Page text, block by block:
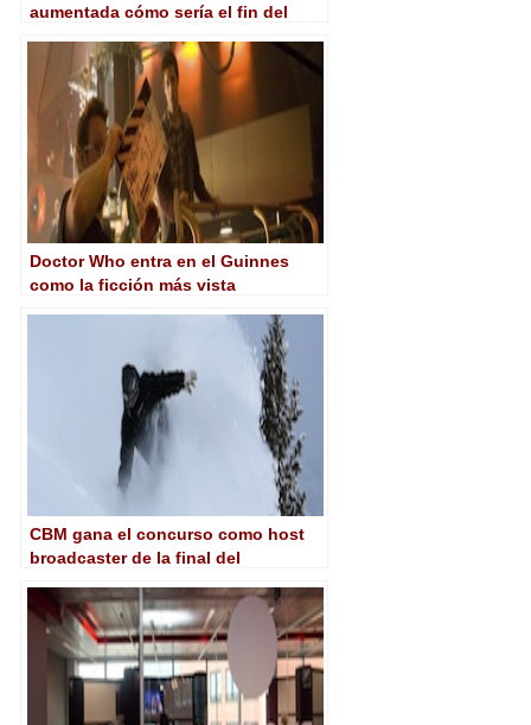
aumentada cómo sería el fin del
Doctor Who entra en el Guinnes
como la ficción más vista
CBM gana el concurso como host
broadcaster de la final del
Snowboard